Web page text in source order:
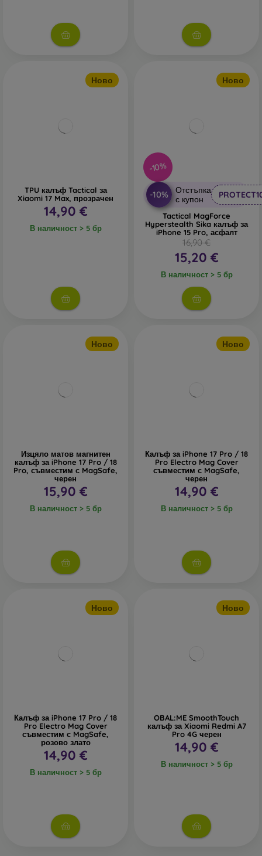
Ново
TPU калъф Tactical за
Xiaomi 17 Max, прозрачен
14,90 €
В наличност > 5 бр
-10%
Ново
-10%
Отстъпка
с купон
Tactical MagForce
Hyperstealth Sika калъф за
iPhone 15 Pro, асфалт
16,90 €
15,20 €
В наличност > 5 бр
Ново
Изцяло матов магнитен
калъф за iPhone 17 Pro / 18
Pro, съвместим с MagSafe,
черен
15,90 €
В наличност > 5 бр
Ново
Калъф за iPhone 17 Pro / 18
Pro Electro Mag Cover
съвместим с MagSafe,
черен
14,90 €
В наличност > 5 бр
Ново
Калъф за iPhone 17 Pro / 18
Pro Electro Mag Cover
съвместим с MagSafe,
розово злато
14,90 €
В наличност > 5 бр
Ново
OBAL:ME SmoothTouch
калъф за Xiaomi Redmi A7
Pro 4G черен
14,90 €
В наличност > 5 бр